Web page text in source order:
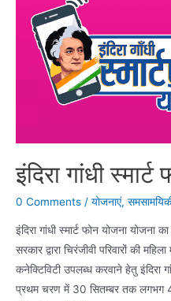
इंदिरा गांधी
0 Comments / योजनाएं,
इंदिरा गांधी स्मार्ट फोन योजना
सरकार द्वारा चिरंजीवी परिवारों की
कनेक्टिविटी उपलब्ध करवाने हेतु इंदिरा
प्रथम चरण में 30 सितम्बर तक लगभग 40